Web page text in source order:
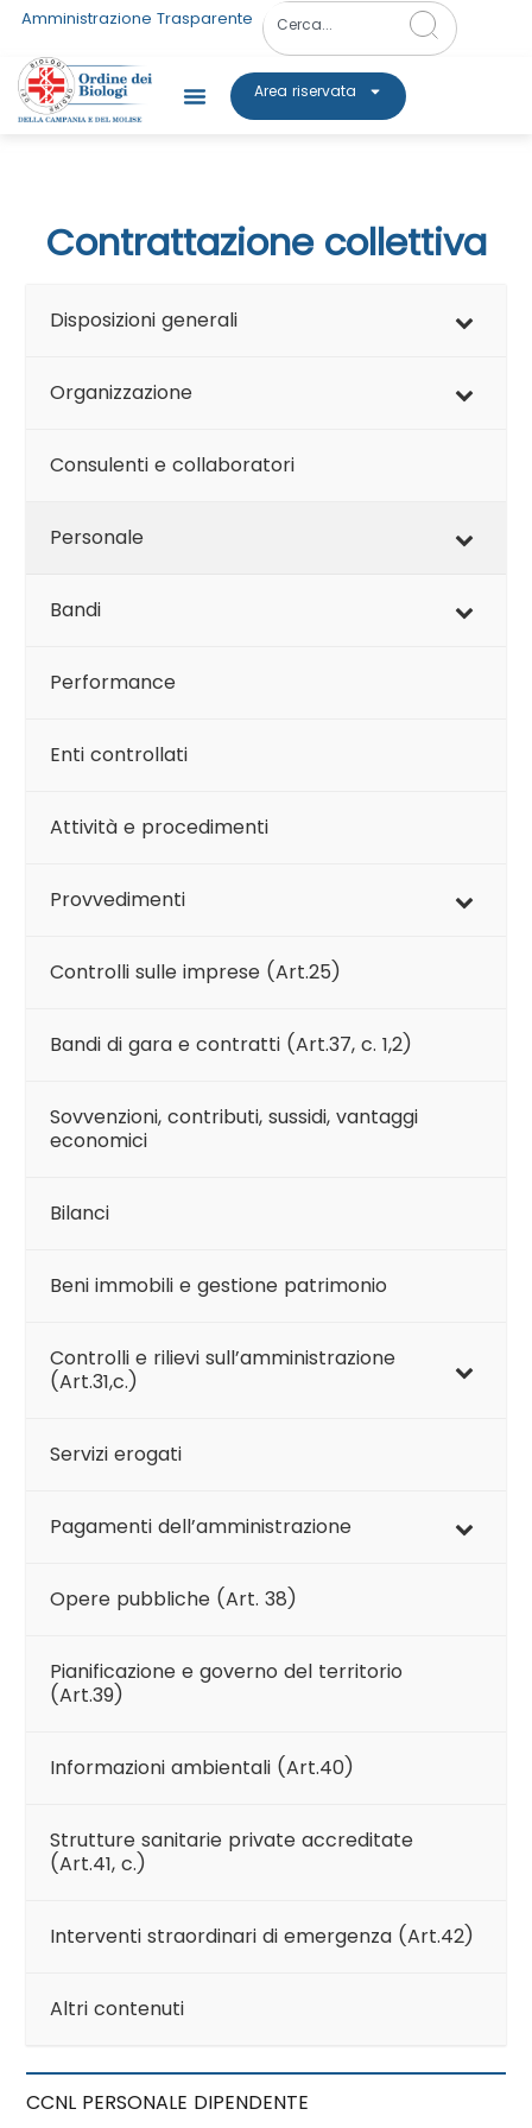
Amministrazione Trasparente
Area riservata
Contrattazione collettiva
Disposizioni generali
Organizzazione
Consulenti e collaboratori
Personale
Bandi
Performance
Enti controllati
Attività e procedimenti
Provvedimenti
Controlli sulle imprese (Art.25)
Bandi di gara e contratti (Art.37, c. 1,2)
Sovvenzioni, contributi, sussidi, vantaggi
economici
Bilanci
Beni immobili e gestione patrimonio
Controlli e rilievi sull’amministrazione
(Art.31,c.)
Servizi erogati
Pagamenti dell’amministrazione
Opere pubbliche (Art. 38)
Pianificazione e governo del territorio
(Art.39)
Informazioni ambientali (Art.40)
Strutture sanitarie private accreditate
(Art.41, c.)
Interventi straordinari di emergenza (Art.42)
Altri contenuti
CCNL PERSONALE DIPENDENTE